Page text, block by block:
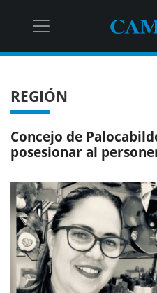
REGIÓN
Concejo de
posesionar al